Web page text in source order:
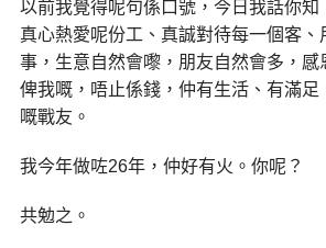
以前我覺得呢句係口號，今日我話你知
真心熱愛呢份工、真誠對待每一個客、
事，生意自然會嚟，朋友自然會多，
俾我嘅，唔止係錢，仲有生活、有滿足
嘅戰友。
我今年做咗26年，仲好有火。你呢？
共勉之。